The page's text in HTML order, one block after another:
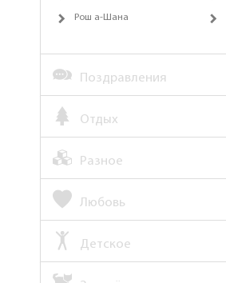
Рош а-Шана
Поздравления
Отдых
Разное
Любовь
Детское